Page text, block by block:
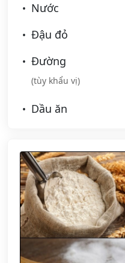
Nước
Đậu đỏ
Đường
(tùy khẩu vị)
Dầu ăn